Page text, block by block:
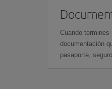
Cuando
documentación
pasaporte,